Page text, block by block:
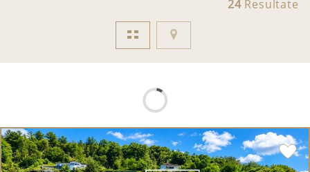
24Resultate